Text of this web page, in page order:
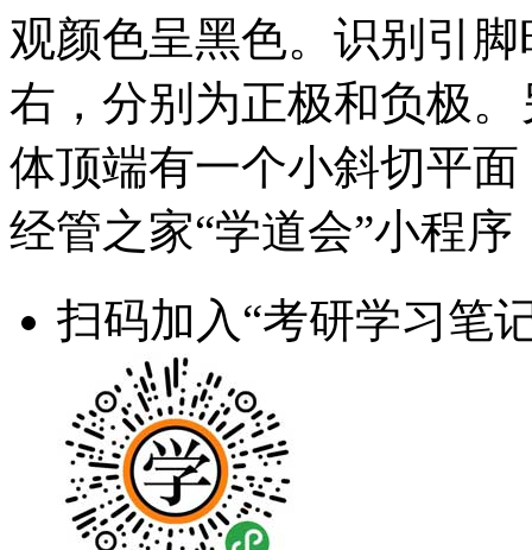
观颜色呈黑色。识别引
右，分别为正极和负极
体顶端有一个小斜切平
经管之家“学道会”小程序
扫码加入“考研学习笔